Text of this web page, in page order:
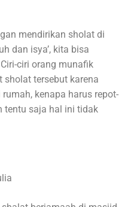
mendirikan sholat di
dan isya’, kita bisa
ciri orang munafik
sholat tersebut karena
kenapa harus repot-
tentu saja hal ini tidak